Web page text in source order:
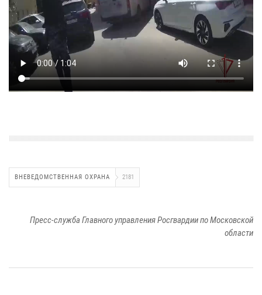
ВНЕВЕДОМСТВЕННАЯ ОХРАНА 2181
Пресс-служба Главного управления Росгвардии по Московской
области